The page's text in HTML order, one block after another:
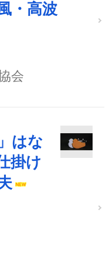
・高波
会
はな
掛け